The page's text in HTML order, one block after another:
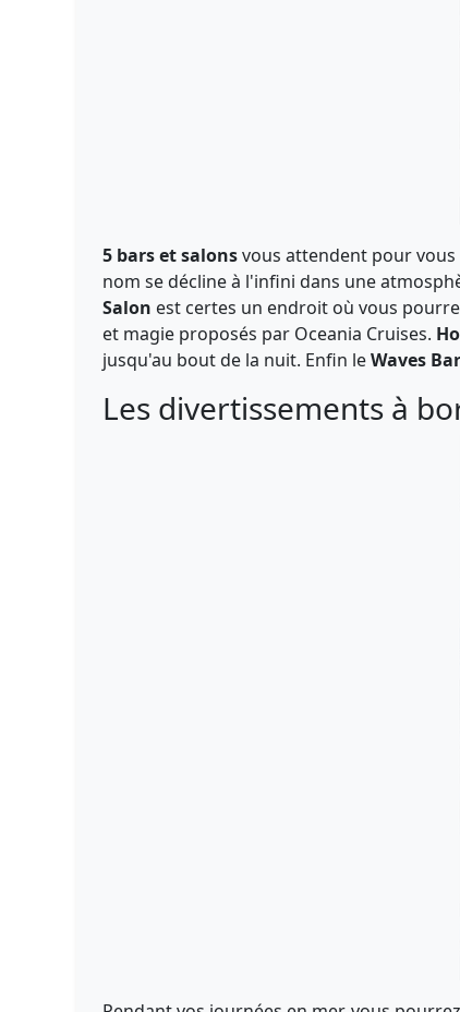
5 bars et salonsvous attendent pour
nom se décline à l'infini dans une
Salon est certes un endroit où vous
et magie proposés par Oceania Cruises.
jusqu'au bout de la nuit. Enfin leWaves Bar
Les divertissements à